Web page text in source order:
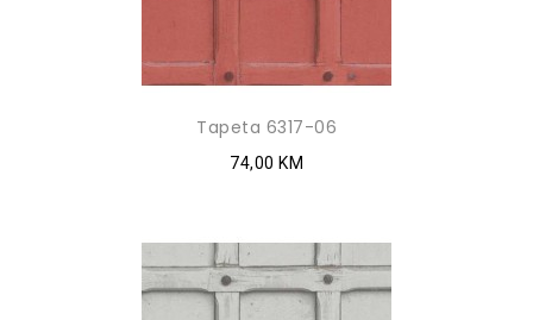
Tapeta 6317-06
74,00 KM